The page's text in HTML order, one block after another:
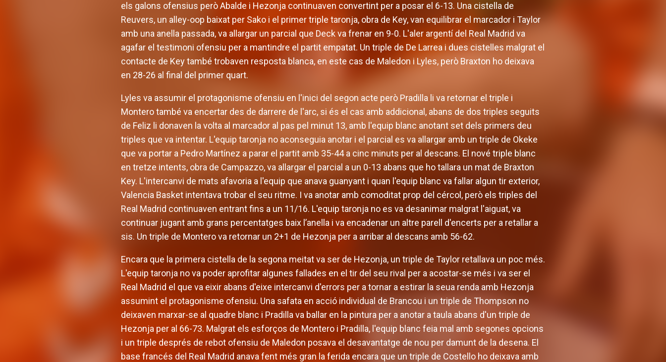
els galons ofensius però Abalde i Hezonja continuaven convertint per a posar el 6-13. Una cistella de
Reuvers, un alley-oop baixat per Sako i el primer triple taronja, obra de Key, van equilibrar el marcador i Taylor
amb una anella passada, va allargar un parcial que Deck va frenar en 9-0. L'aler argentí del Real Madrid va
agafar el testimoni ofensiu per a mantindre el partit empatat. Un triple de De Larrea i dues cistelles malgrat el
contacte de Key també trobaven resposta blanca, en este cas de Maledon i Lyles, però Braxton ho deixava
en 28-26 al final del primer quart.
Lyles va assumir el protagonisme ofensiu en l'inici del segon acte però Pradilla li va retornar el triple i
Montero també va encertar des de darrere de l'arc, si és el cas amb addicional, abans de dos triples seguits
de Feliz li donaven la volta al marcador al pas pel minut 13, amb l'equip blanc anotant set dels primers deu
triples que va intentar. L'equip taronja no aconseguia anotar i el parcial es va allargar amb un triple de Okeke
que va portar a Pedro Martínez a parar el partit amb 35-44 a cinc minuts per al descans. El nové triple blanc
en tretze intents, obra de Campazzo, va allargar el parcial a un 0-13 abans que ho tallara un mat de Braxton
Key. L'intercanvi de mats afavoria a l'equip que anava guanyant i quan l'equip blanc va fallar algun tir exterior,
Valencia Basket intentava trobar el seu ritme. I va anotar amb comoditat prop del cércol, però els triples del
Real Madrid continuaven entrant fins a un 11/16. L'equip taronja no es va desanimar malgrat l'aiguat, va
continuar jugant amb grans percentatges baix l’anella i va encadenar un altre parell d'encerts per a retallar a
sis. Un triple de Montero va retornar un 2+1 de Hezonja per a arribar al descans amb 56-62.
Encara que la primera cistella de la segona meitat va ser de Hezonja, un triple de Taylor retallava un poc més.
L'equip taronja no va poder aprofitar algunes fallades en el tir del seu rival per a acostar-se més i va ser el
Real Madrid el que va eixir abans d'eixe intercanvi d'errors per a tornar a estirar la seua renda amb Hezonja
assumint el protagonisme ofensiu. Una safata en acció individual de Brancou i un triple de Thompson no
deixaven marxar-se al quadre blanc i Pradilla va ballar en la pintura per a anotar a taula abans d'un triple de
Hezonja per al 66-73. Malgrat els esforços de Montero i Pradilla, l'equip blanc feia mal amb segones opcions
i un triple després de rebot ofensiu de Maledon posava el desavantatge de nou per damunt de la desena. El
base francés del Real Madrid anava fent més gran la ferida encara que un triple de Costello ho deixava amb